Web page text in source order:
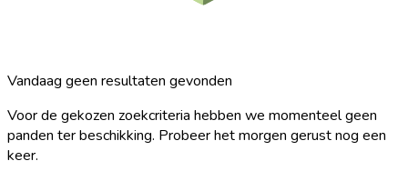
Vandaag geen resultaten gevonden
Voor de gekozen zoekcriteria hebben we momenteel geen
panden ter beschikking. Probeer het morgen gerust nog een
keer.